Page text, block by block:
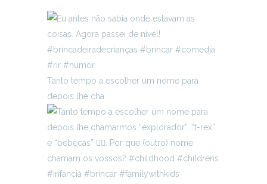
Tanto tempo a escolher um nome para
depois lhe cha